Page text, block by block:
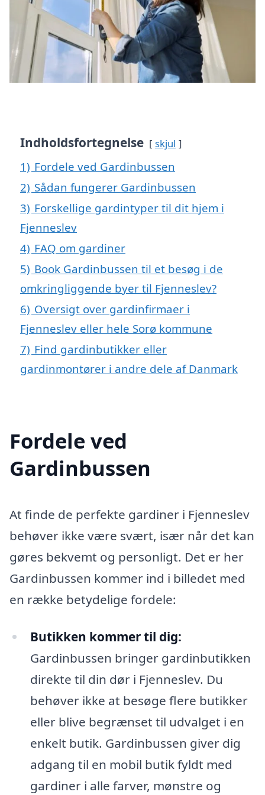
Indholdsfortegnelse skjul
1) Fordele ved Gardinbussen
2) Sådan fungerer Gardinbussen
3) Forskellige gardintyper til dit hjem i
Fjenneslev
4) FAQ om gardiner
5) Book Gardinbussen til et besøg i de
omkringliggende byer til Fjenneslev?
6) Oversigt over gardinfirmaer i
Fjenneslev eller hele Sorø kommune
7) Find gardinbutikker eller
gardinmontører i andre dele af Danmark
Fordele ved
Gardinbussen
At finde de perfekte gardiner i Fjenneslev
behøver ikke være svært, især når det kan
gøres bekvemt og personligt. Det er her
Gardinbussen kommer ind i billedet med
en række betydelige fordele:
Butikken kommer til dig:
Gardinbussen bringer gardinbutikken
direkte til din dør i Fjenneslev. Du
behøver ikke at besøge flere butikker
eller blive begrænset til udvalget i en
enkelt butik. Gardinbussen giver dig
adgang til en mobil butik fyldt med
gardiner i alle farver, mønstre og